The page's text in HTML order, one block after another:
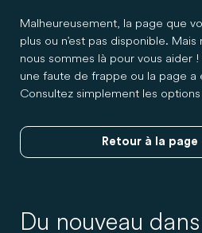
Malheureusement, la page que
plus ou n'est pas disponible. Mais
nous sommes là pour vous aider
une faute de frappe ou la page a
Consultez simplement les
Retour à la page
Du nouveau